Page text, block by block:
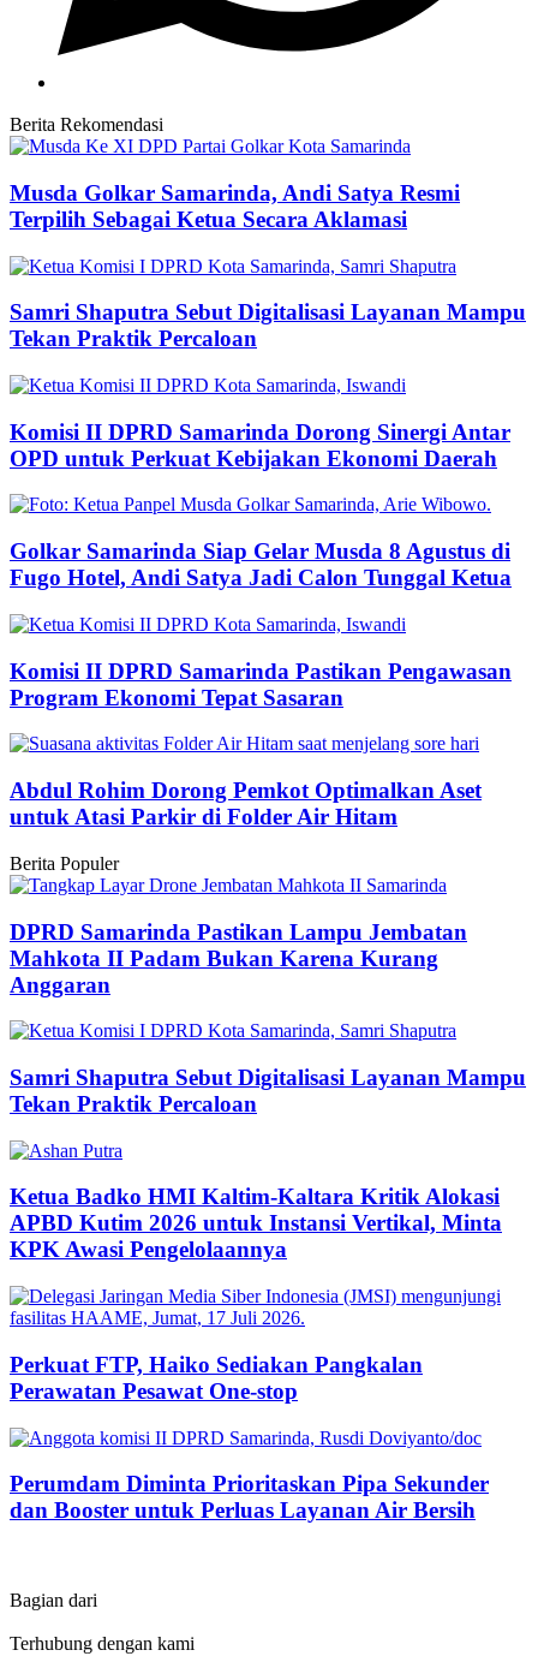
Berita Rekomendasi
Musda Golkar Samarinda, Andi Satya Resmi
Terpilih Sebagai Ketua Secara Aklamasi
Samri Shaputra Sebut Digitalisasi Layanan Mampu
Tekan Praktik Percaloan
Komisi II DPRD Samarinda Dorong Sinergi Antar
OPD untuk Perkuat Kebijakan Ekonomi Daerah
Golkar Samarinda Siap Gelar Musda 8 Agustus di
Fugo Hotel, Andi Satya Jadi Calon Tunggal Ketua
Komisi II DPRD Samarinda Pastikan Pengawasan
Program Ekonomi Tepat Sasaran
Abdul Rohim Dorong Pemkot Optimalkan Aset
untuk Atasi Parkir di Folder Air Hitam
Berita Populer
DPRD Samarinda Pastikan Lampu Jembatan
Mahkota II Padam Bukan Karena Kurang
Anggaran
Samri Shaputra Sebut Digitalisasi Layanan Mampu
Tekan Praktik Percaloan
Ketua Badko HMI Kaltim-Kaltara Kritik Alokasi
APBD Kutim 2026 untuk Instansi Vertikal, Minta
KPK Awasi Pengelolaannya
Perkuat FTP, Haiko Sediakan Pangkalan
Perawatan Pesawat One-stop
Perumdam Diminta Prioritaskan Pipa Sekunder
dan Booster untuk Perluas Layanan Air Bersih
Bagian dari
Terhubung dengan kami